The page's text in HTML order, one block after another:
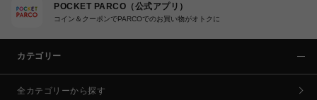
POCKET PARCO（公式アプリ）
コイン＆クーポンでPARCOでのお買い物がオトクに
カテゴリー
全カテゴリーから探す